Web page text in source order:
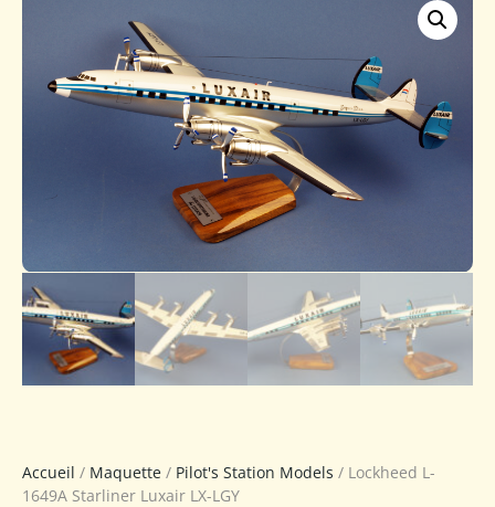
Accueil / Maquette / Pilot's Station Models / Lockheed L-
1649A Starliner Luxair LX-LGY